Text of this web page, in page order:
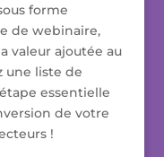
forme
de webinaire,
valeur ajoutée au
une liste de
essentielle
de votre
!